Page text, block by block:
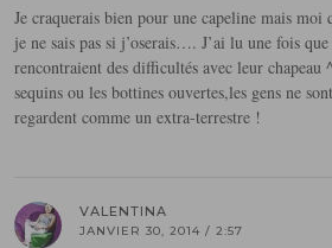
Je craquerais bien pour une capeline mais moi
je ne sais pas si j’oserais…. J’ai lu une fois
rencontraient des difficultés avec leur chapeau
sequins ou les bottines ouvertes,les gens ne
regardent comme un extra-terrestre !
VALENTINA
JANVIER 30, 2014 / 2:57